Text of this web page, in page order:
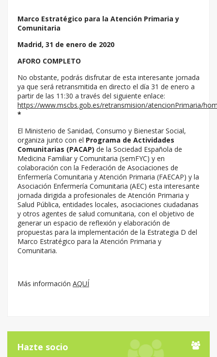
Marco Estratégico para la Atención Primaria y
Comunitaria
Madrid, 31 de enero de 2020
AFORO COMPLETO
No obstante, podrás disfrutar de esta interesante jornada
ya que será retransmitida en directo el día 31 de enero a
partir de las 11:30 a través del siguiente enlace:
https://www.mscbs.gob.es/retransmision/atencionPrimaria/
*
El Ministerio de Sanidad, Consumo y Bienestar Social,
organiza junto con el Programa de Actividades
Comunitarias (PACAP) de la Sociedad Española de
Medicina Familiar y Comunitaria (semFYC) y en
colaboración con la Federación de Asociaciones de
Enfermería Comunitaria y Atención Primaria (FAECAP) y la
Asociación Enfermería Comunitaria (AEC) esta interesante
jornada dirigida a profesionales de Atención Primaria y
Salud Pública, entidades locales, asociaciones ciudadanas
y otros agentes de salud comunitaria, con el objetivo de
generar un espacio de reflexión y elaboración de
propuestas para la implementación de la Estrategia D del
Marco Estratégico para la Atención Primaria y
Comunitaria.
Más información AQUÍ
Hazte socio